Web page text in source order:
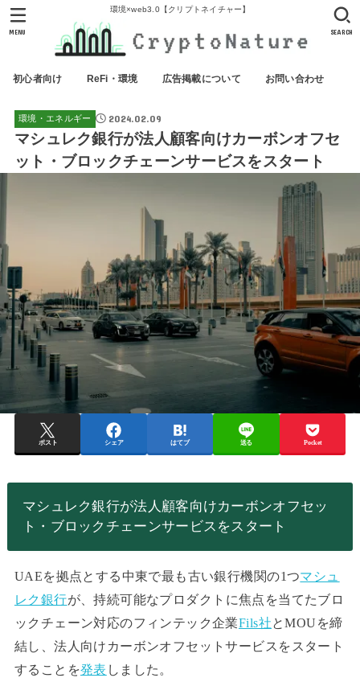
環境×web3.0【クリプトネイチャー】
初心者向け ReFi・環境 広告掲載について お問い合わせ
SEARCH
MENU
環境・エネルギー 2024.02.09
マシュレク銀行が法人顧客向けカーボンオフセ
ット・ブロックチェーンサービスをスタート
ポスト シェア はてブ 送る Pocket
マシュレク銀行が法人顧客向けカーボンオフセッ
ト・ブロックチェーンサービスをスタート
UAEを拠点とする中東で最も古い銀行機関の1つマシュ
レク銀行が、持続可能なプロダクトに焦点を当てたブロ
ックチェーン対応のフィンテック企業Fils社とMOUを締
結し、法人向けカーボンオフセットサービスをスタート
することを発表 しました。